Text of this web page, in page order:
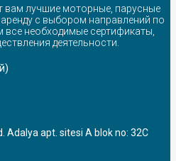
вам лучшие моторные, парусные
с выбором направлений по
необходимые сертификаты,
деятельности.
)
Adalya apt. sitesi A blok no: 32C